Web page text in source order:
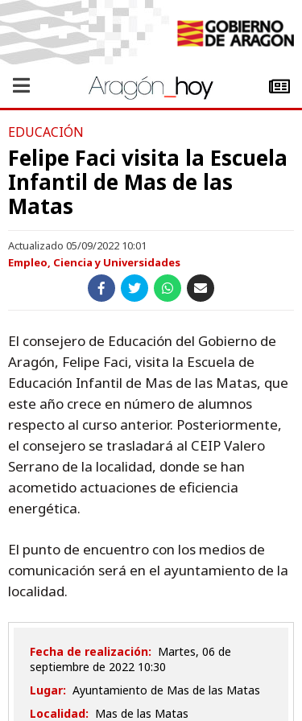
EDUCACIÓN
Felipe Faci visita la Escuela
Infantil de Mas de las
Matas
Actualizado 05/09/2022 10:01
Empleo, Ciencia y Universidades
El consejero de Educación del Gobierno de
Aragón, Felipe Faci, visita la Escuela de
Educación Infantil de Mas de las Matas, que
este año crece en número de alumnos
respecto al curso anterior. Posteriormente,
el consejero se trasladará al CEIP Valero
Serrano de la localidad, donde se han
acometido actuaciones de eficiencia
energética.
El punto de encuentro con los medios de
comunicación será en el ayuntamiento de la
localidad.
Fecha de realización: martes, 06 de
septiembre de 2022 10:30
Lugar: Ayuntamiento de Mas de las Matas
Localidad: Mas de las Matas